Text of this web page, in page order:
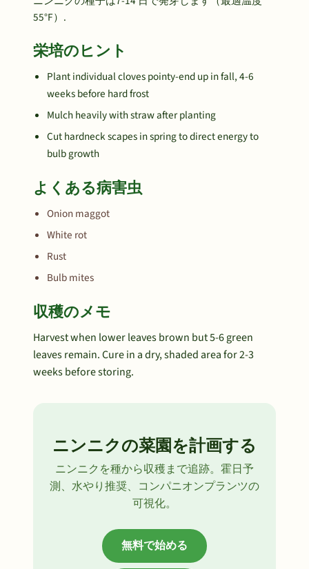
55°F）.
栄培のヒント
Plant individual cloves pointy-end up in fall, 4-6
weeks before hard frost
Mulch heavily with straw after planting
Cut hardneck scapes in spring to direct energy to
bulb growth
よくある病害虫
Onion maggot
White rot
Rust
Bulb mites
収穫のメモ
Harvest when lower leaves brown but 5-6 green
leaves remain. Cure in a dry, shaded area for 2-3
weeks before storing.
ニンニクの菜園を計画する
ニンニクを種から収穫まで追跡。霍日予
測、水やり推奨、コンパニオンプランツの
可視化。
無料で始める